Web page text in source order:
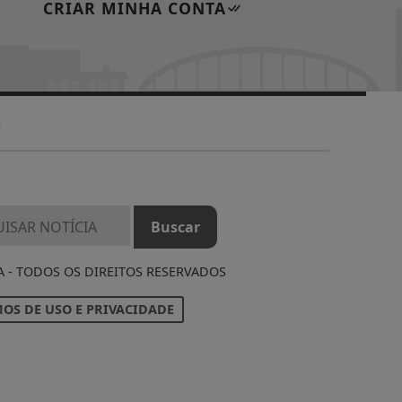
CRIAR MINHA CONTA
- TODOS OS DIREITOS RESERVADOS
DE USO E PRIVACIDADE